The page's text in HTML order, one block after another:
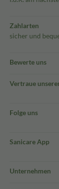
Zahlarten
sicher und
Bewerte uns
Vertraue
Folge uns
Sanicare App
Unternehmen